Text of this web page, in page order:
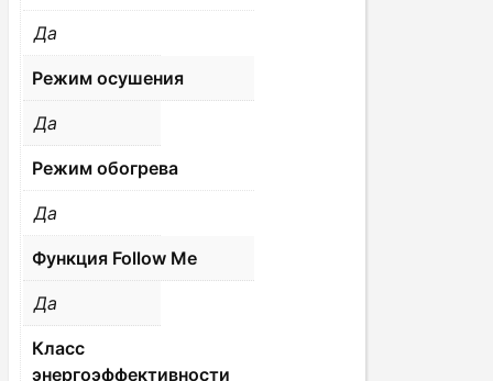
Да
Режим осушения
Да
Режим обогрева
Да
Функция Follow Me
Да
Класс
энергоэффективности